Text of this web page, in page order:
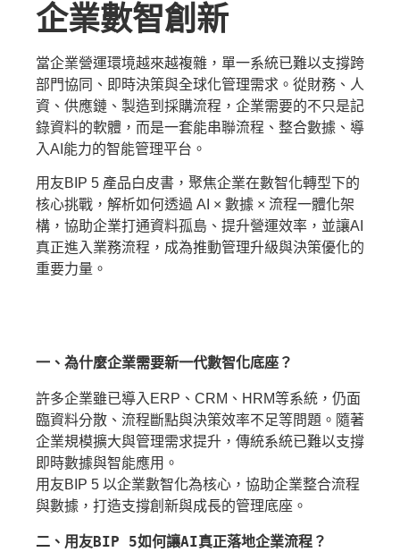
企業數智創新
當企業營運環境越來越複雜，單一系統已難以支撐跨
部門協同、即時決策與全球化管理需求。從財務、人
資、供應鏈、製造到採購流程，企業需要的不只是記
錄資料的軟體，而是一套能串聯流程、整合數據、導
入AI能力的智能管理平台。
用友BIP 5 產品白皮書，聚焦企業在數智化轉型下的
核心挑戰，解析如何透過 AI × 數據 × 流程一體化架
構，協助企業打通資料孤島、提升營運效率，並讓AI
真正進入業務流程，成為推動管理升級與決策優化的
重要力量。
一、為什麼企業需要新一代數智化底座？
許多企業雖已導入ERP、CRM、HRM等系統，仍面
臨資料分散、流程斷點與決策效率不足等問題。隨著
企業規模擴大與管理需求提升，傳統系統已難以支撐
即時數據與智能應用。
用友BIP 5 以企業數智化為核心，協助企業整合流程
與數據，打造支撐創新與成長的管理底座。
二、用友BIP 5如何讓AI真正落地企業流程？